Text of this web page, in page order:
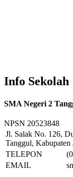
Info Sekolah
SMA Negeri 2
NPSN 20523848
Jl. Salak No. 126,
Tanggul, Kabupaten
TELEPON
EMAIL